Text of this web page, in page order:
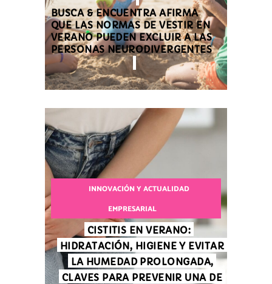
BUSCA & ENCUENTRA AFIRMA
QUE LAS NORMAS DE VESTIR EN
VERANO PUEDEN EXCLUIR A LAS
PERSONAS NEURODIVERGENTES
INNOVACIÓN Y ACTUALIDAD
EMPRESARIAL
CISTITIS EN VERANO:
HIDRATACIÓN, HIGIENE Y EVITAR
LA HUMEDAD PROLONGADA,
CLAVES PARA PREVENIR UNA DE